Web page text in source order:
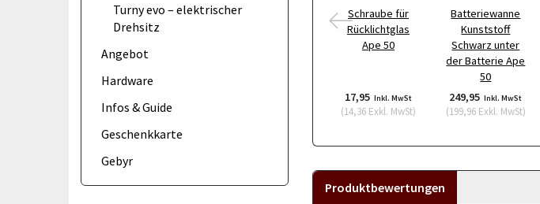
Turny evo – elektrischer
Drehsitz
Angebot
Hardware
Infos & Guide
Geschenkkarte
Gebyr
Schraube für
Rücklichtglas
Ape 50
17,95 Inkl. MwSt
(14,36Exkl. MwSt)
Batteriewanne
Kunststoff
Schwarz unter
der Batterie Ape
50
249,95 Inkl. MwSt
(199,96Exkl. MwSt)
Produktbewertungen